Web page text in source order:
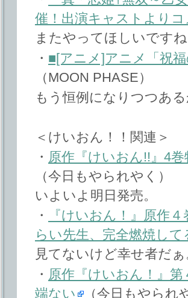
催！出演キャストよりコ
またやってほしいですね
・ ■[アニメ]アニメ「祝
（MOON PHASE）
もう恒例になりつつあ
＜けいおん！！関連＞
・ 原作『けいおん!!』4
（今日もやられやく）
いよいよ明日発売。
・
『けいおん！』原作
らい先生、完全燃焼して
見てないけど幸せ者だぁ
・ 原作『けいおん！』
端ない
（今日もやられ